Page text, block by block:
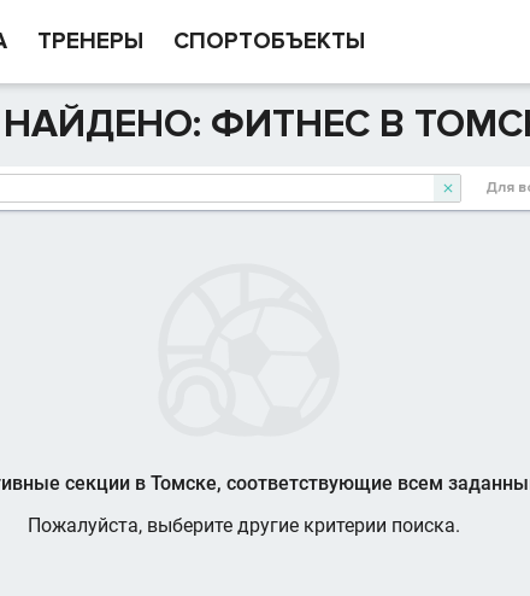
ТРЕНЕРЫ СПОРТОБЪЕКТЫ
ФИТНЕС В
 Для
секции в Томске, соответствующие всем
Пожалуйста, выберите другие критерии поиска.